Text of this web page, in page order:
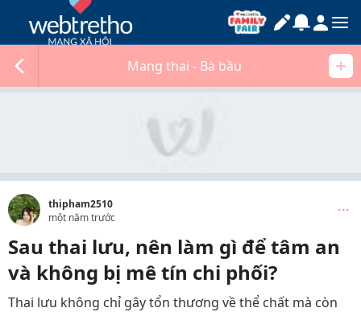
Mang thai - Bà bầu
thipham2510
một năm trước
Sau thai lưu, nên làm gì để tâm an
và không bị mê tín chi phối?
Thai lưu không chỉ gây tổn thương về thể chất mà còn